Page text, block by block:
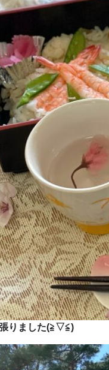
りました(≧▽≦)